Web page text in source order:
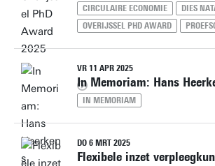
CIRCULAIRE ECONOMIE
DIES
OVERIJSSEL PHD AWARD
VR 11 APR 2025
In Memoriam: Hans
IN MEMORIAM
DO 6 MRT 2025
Flexibele inzet